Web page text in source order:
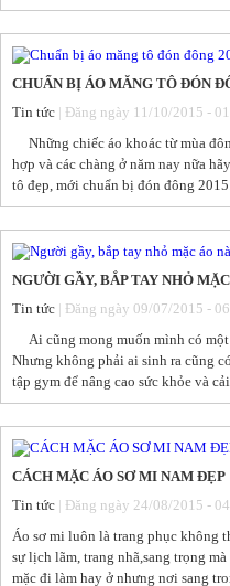
CHUẨN BỊ ÁO MĂNG TÔ ĐÓN
Tin tức | Đăng ngày 11/10/2015 -
Những chiếc áo khoác từ mùa
hợp và các chàng ở năm nay nữa
tô đẹp, mới chuẩn bị đón đông
NGƯỜI GẦY, BẮP TAY NHỎ
Tin tức | Đăng ngày 09/07/2015 -
Ai cũng mong muốn mình có
Nhưng không phải ai sinh ra cũng
tập gym để nâng cao sức khỏe và
CÁCH MẶC ÁO SƠ MI NAM ĐẸP
Tin tức | Đăng ngày 24/08/2015 -
Áo sơ mi luôn là trang phục không
sự lịch lãm, trang nhã,sang trọng
mặc đi làm hay ở nhưng nơi sang